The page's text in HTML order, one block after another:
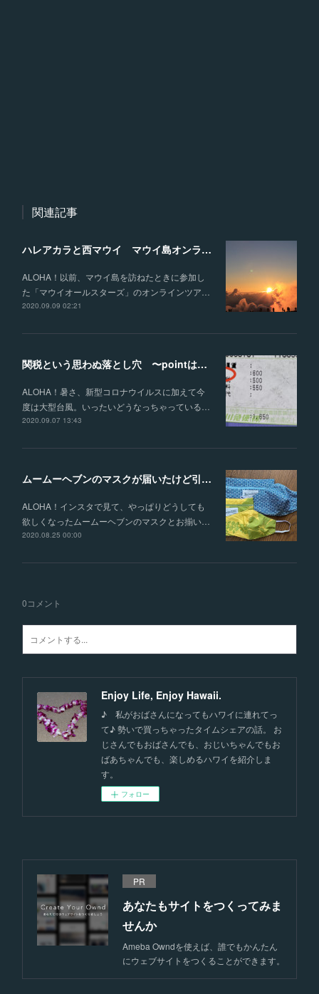
関連記事
ハレアカラと西マウイ マウイ島オンラインツアー
ALOHA！以前、マウイ島を訪ねたときに参加し
た「マウイオールスターズ」のオンラインツア…
2020.09.09 02:21
関税という思わぬ落とし穴 〜pointは生地の伸び縮み〜
ALOHA！暑さ、新型コロナウイルスに加えて今
度は大型台風。いったいどうなっちゃっている…
2020.09.07 13:43
ムームーヘブンのマスクが届いたけど引っ越すって
ALOHA！インスタで見て、やっぱりどうしても
欲しくなったムームーヘブンのマスクとお揃い…
2020.08.25 00:00
0コメント
Enjoy Life, Enjoy Hawaii.
♪ 私がおばさんになってもハワイに連れてっ
て♪ 勢いで買っちゃったタイムシェアの話。 お
じさんでもおばさんでも、おじいちゃんでもお
ばあちゃんでも、楽しめるハワイを紹介しま
す。
フォロー
PR
あなたもサイトをつくってみま
せんか
Ameba Owndを使えば、誰でもかんたん
にウェブサイトをつくることができます。